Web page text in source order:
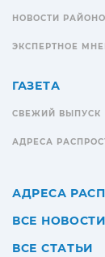
НОВОСТИ
ЭКСПЕРТНОЕ
ГАЗЕТА
СВЕЖИЙ ВЫПУСК
АДРЕСА
АДРЕСА
ВСЕ НОВОСТИ
ВСЕ СТАТЬИ